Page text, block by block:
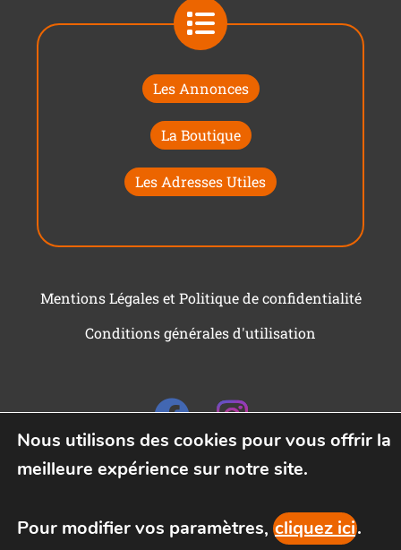
Les Annonces
La Boutique
Les Adresses Utiles
Mentions Légales et Politique de confidentialité
Conditions générales d'utilisation
Nous utilisons des cookies pour vous offrir la
meilleure expérience sur notre site.
Pour modifier vos paramètres, cliquez ici.